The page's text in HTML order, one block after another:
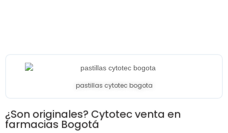
pastillas cytotec bogota
¿Son originales? Cytotec venta en
farmacias Bogotá